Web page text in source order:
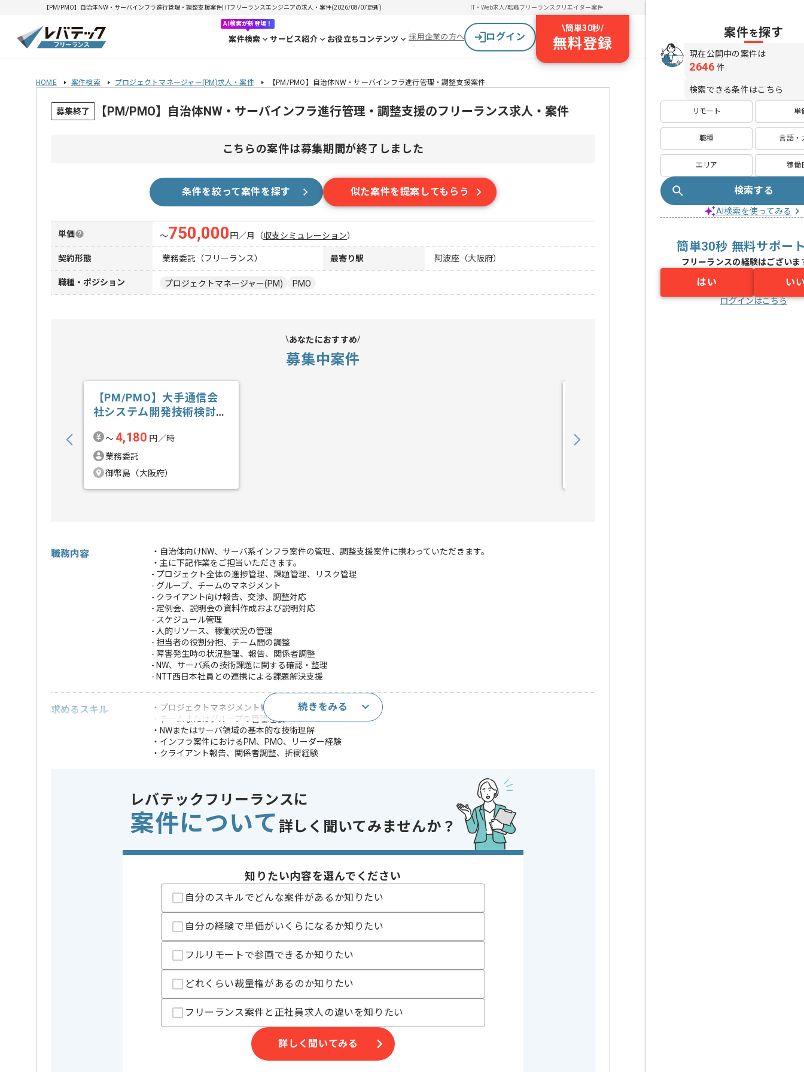
【PM/PMO】自治体NW・サーバインフラ進行管理・調整支援案件| ITフリーランスエンジニアの求人・案件(2026/08/07更新) IT・Web求人/転職フリーランスクリエイター案件
AI検索が新登場！
案件検索 サービス紹介 お役立ちコンテンツ 採用企業の方へ ログイン
\簡単30秒/
無料登録
HOME 案件検索 プロジェクトマネージャー(PM)求人・案件 【PM/PMO】自治体NW・サーバインフラ進行管理・調整支援案件
募集終了 【PM/PMO】自治体NW・サーバインフラ進行管理・調整支援のフリーランス求人・案件
こちらの案件は募集期間が終了しました
条件を絞って案件を探す 似た案件を提案してもらう
単価 〜750,000 円／月 （収支シミュレーション）
契約形態 業務委託（フリーランス） 最寄り駅 阿波座（大阪府）
職種・ポジション プロジェクトマネージャー(PM) PMO
あなたにおすすめ
募集中案件
【PM/PMO】大手通信会
社システム開発技術検討業
〜 4,180 円／時
業務委託
御幣島（大阪府）
職務内容
・自治体向けNW、サーバ系インフラ案件の管理、調整支援案件に携わっていただきます。
・主に下記作業をご担当いただきます。
- プロジェクト全体の進捗管理、課題管理、リスク管理
- グループ、チームのマネジメント
- クライアント向け報告、交渉、調整対応
- 定例会、説明会の資料作成および説明対応
- スケジュール管理
- 人的リソース、稼働状況の管理
- 担当者の役割分担、チーム間の調整
- 障害発生時の状況整理、報告、関係者調整
- NW、サーバ系の技術課題に関する確認・整理
- NTT西日本社員との連携による課題解決支援
求めるスキル
・プロジェクトマネジメント経験
・チームまたはグループの管理経験
・NWまたはサーバ領域の基本的な技術理解
・インフラ案件におけるPM、PMO、リーダー経験
・クライアント報告、関係者調整、折衝経験
歓迎スキル
・NTT関連案件の経験
・NW、サーバ設計・構築・運用保守いずれかの経験
・クラウド移行案件の経験
・Cisco、Windows Server、Linux、仮想基盤等の知見
※上記に似た経験やスキルをお持ちであれば申し込み可能なケースもございます！まずはお気軽にご相談ください！
OS Linux , Windows Server
業務内容
ベンダーコントロール
長期プロジェクト , リーダー経験を活かす , 上流工程の仕事
精算条件
有
精算基準時間
140時間〜180時間
支払いサイト
15日
続きをみる
レバテックフリーランスに
案件について 詳しく聞いてみませんか？
知りたい内容を選んでください
自分のスキルでどんな案件があるか知りたい
自分の経験で単価がいくらになるか知りたい
フルリモートで参画できるか知りたい
どれくらい裁量権があるのか知りたい
フリーランス案件と正社員求人の違いを知りたい
詳しく聞いてみる
案件を探す
現在公開中の案件は
2646 件
検索できる条件はこちら
リモート 単
職種 言語・
エリア 稼働
検索する
AI検索を使ってみる
簡単30秒 無料サポー
フリーランスの経験はございま
はい い
ログインはこちら